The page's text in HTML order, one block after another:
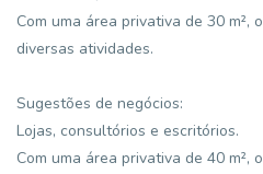
Com uma área privativa de 30
diversas atividades.
Sugestões de negócios:
Lojas, consultórios e escritórios.
Com uma área privativa de 40